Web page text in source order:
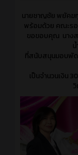
นายชาญชัย พยัคฆ
พร้อมด้วย คณะรอ
ขอขอบคุณ นางส
ที่สนับสนุนมอบพัด
เป็นจำนวนเงิน